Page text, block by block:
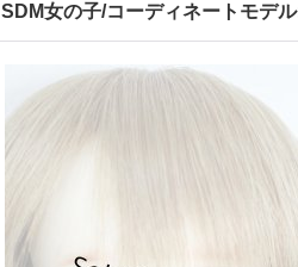
SDM女の子/コーディネートモデ